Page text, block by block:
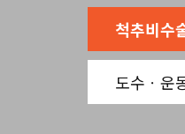
척추비수
도수ㆍ운